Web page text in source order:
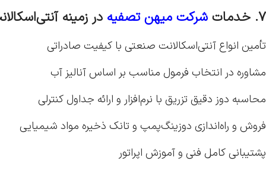
۷. خدمات شرکت میهن تصفیه در زمینه
تأمین انواع آنتی‌اسکالانت صنعتی با کیفیت صادراتی
مشاوره در انتخاب فرمول مناسب بر اساس آنالیز آب
محاسبه دوز دقیق تزریق با نرم‌افزار و ارائه جداول کنترلی
فروش و راه‌اندازی دوزینگ‌پمپ و تانک ذخیره مواد شیمیایی
پشتیبانی کامل فنی و آموزش اپراتور